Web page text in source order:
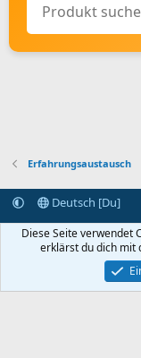
Erfahrungsaustausch
Deutsch [Du]
Kontakt aufnehmen
Startseite
R
S
Community platform by
Diese Seite verwendet
erklärst du dich mit